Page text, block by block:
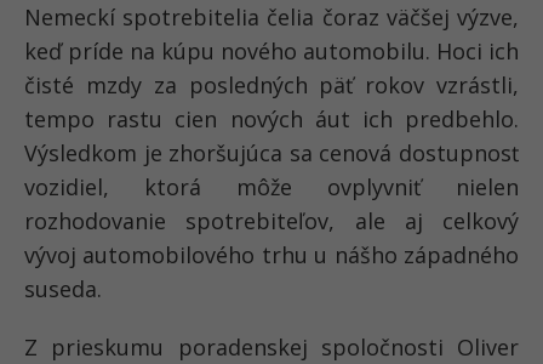
Nemeckí spotrebitelia čelia čoraz väčšej výzve,
keď príde na kúpu nového automobilu. Hoci ich
čisté mzdy za posledných päť rokov vzrástli,
tempo rastu cien nových áut ich predbehlo.
Výsledkom je zhoršujúca sa cenová dostupnosť
vozidiel, ktorá môže ovplyvniť nielen
rozhodovanie spotrebiteľov, ale aj celkový
vývoj automobilového trhu u nášho západného
suseda.
Z prieskumu poradenskej spoločnosti Oliver